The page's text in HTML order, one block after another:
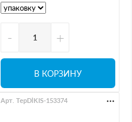
- +
В КОРЗИНУ
Арт. TepDlKIS-153374